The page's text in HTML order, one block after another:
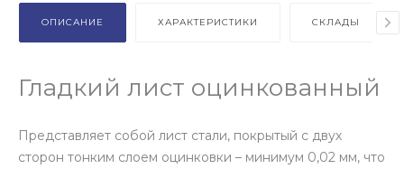
ОПИСАНИЕ ХАРАКТЕРИСТИКИ СКЛАДЫ
Гладкий лист оцинкованный
Представляет собой лист стали, покрытый с двух
сторон тонким слоем оцинковки – минимум 0,02 мм, что